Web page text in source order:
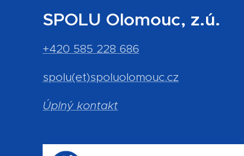
SPOLU Olomouc, z.ú.
+420 585 228 686
spolu(et)spoluolomouc.cz
Úplný kontakt